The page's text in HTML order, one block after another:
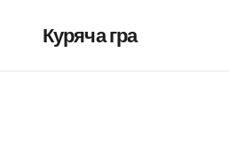
Куряча гра